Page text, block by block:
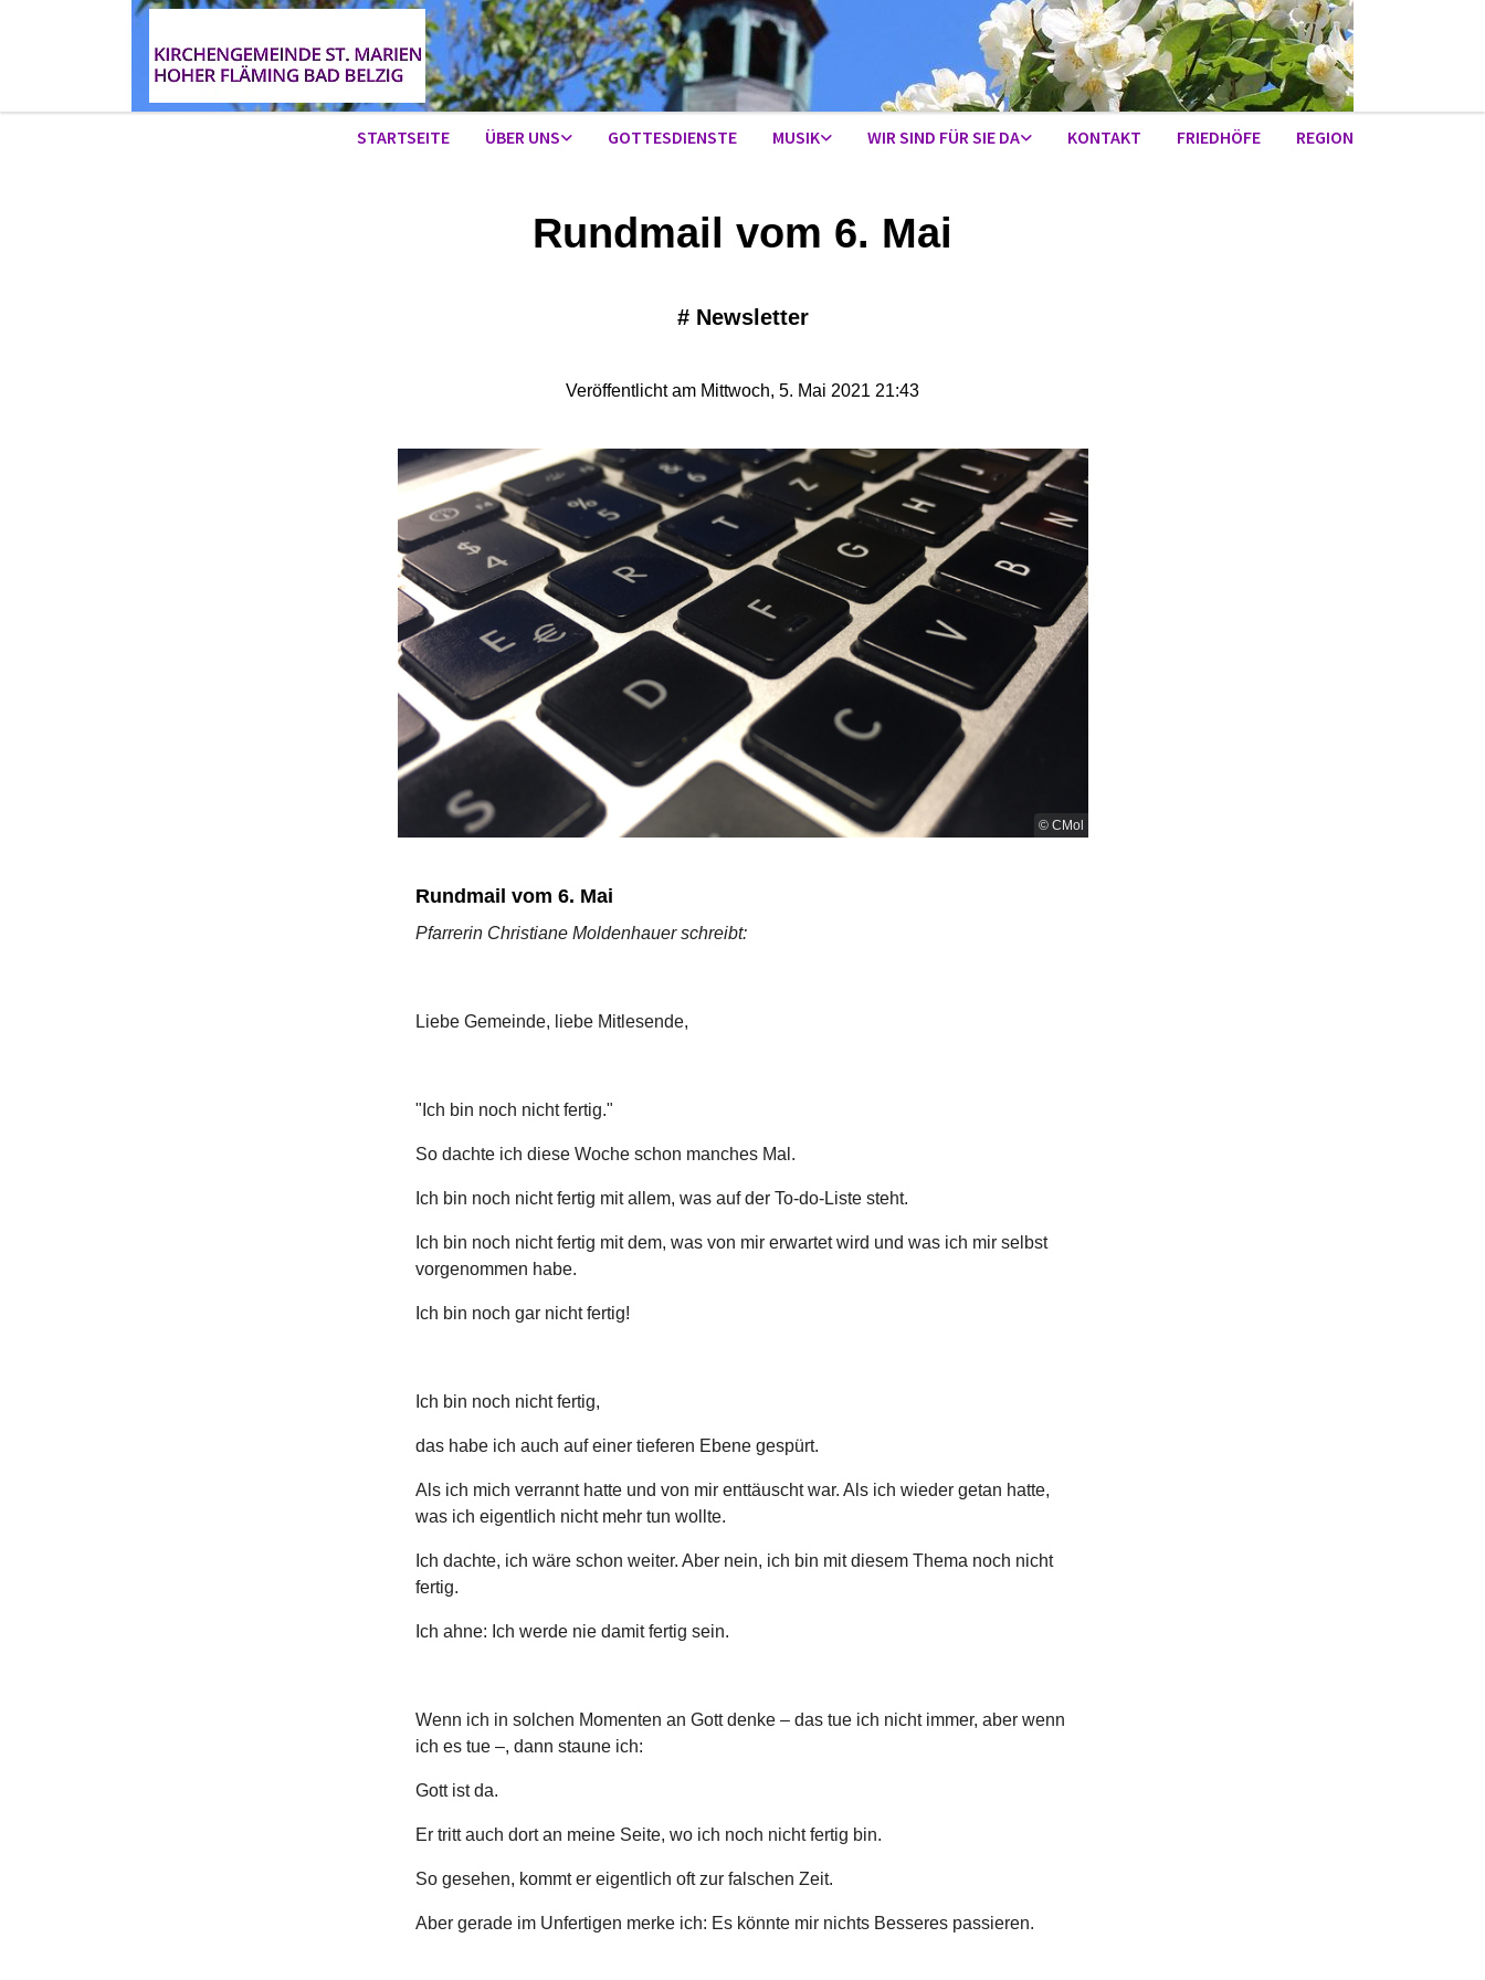
STARTSEITE ÜBER UNS GOTTESDIENSTE MUSIK WIR SIND FÜR SIE DA KONTAKT FRIEDHÖFE REGION
Rundmail vom 6. Mai
# Newsletter
Veröffentlicht am Mittwoch, 5. Mai 2021 21:43
© CMol
Rundmail vom 6. Mai
Pfarrerin Christiane Moldenhauer schreibt:
Liebe Gemeinde, liebe Mitlesende,
"Ich bin noch nicht fertig."
So dachte ich diese Woche schon manches Mal.
Ich bin noch nicht fertig mit allem, was auf der To-do-Liste steht.
Ich bin noch nicht fertig mit dem, was von mir erwartet wird und was ich mir selbst
vorgenommen habe.
Ich bin noch gar nicht fertig!
Ich bin noch nicht fertig,
das habe ich auch auf einer tieferen Ebene gespürt.
Als ich mich verrannt hatte und von mir enttäuscht war. Als ich wieder getan hatte,
was ich eigentlich nicht mehr tun wollte.
Ich dachte, ich wäre schon weiter. Aber nein, ich bin mit diesem Thema noch nicht
fertig.
Ich ahne: Ich werde nie damit fertig sein.
Wenn ich in solchen Momenten an Gott denke – das tue ich nicht immer, aber wenn
ich es tue –, dann staune ich:
Gott ist da.
Er tritt auch dort an meine Seite, wo ich noch nicht fertig bin.
So gesehen, kommt er eigentlich oft zur falschen Zeit.
Aber gerade im Unfertigen merke ich: Es könnte mir nichts Besseres passieren.